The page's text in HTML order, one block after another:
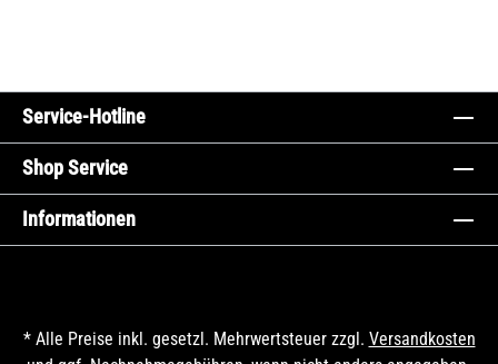
Service-Hotline
Shop Service
Informationen
* Alle Preise inkl. gesetzl. Mehrwertsteuer zzgl. Versandkosten